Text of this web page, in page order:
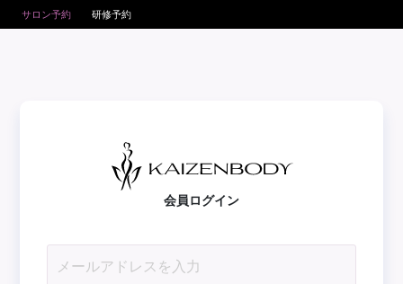
サロン予約 研修予約
会員ログイン